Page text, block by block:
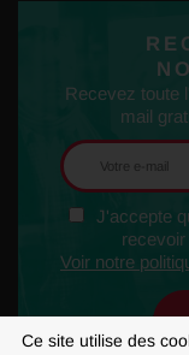
Ce site utilise des
Recevez toute
mail
J'accepte
Voir notre